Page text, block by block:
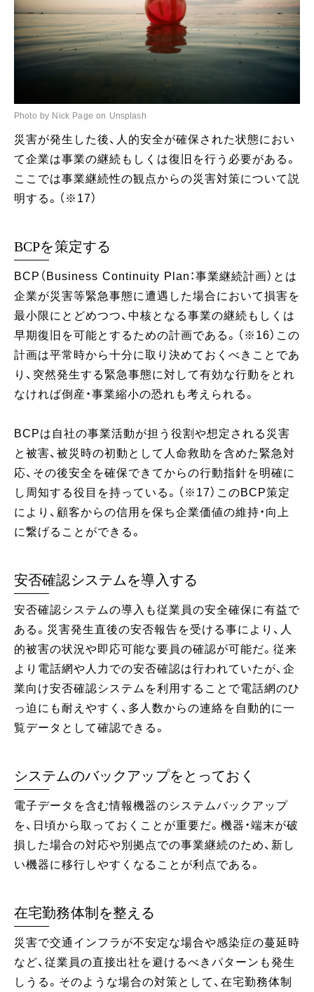
Photo by Nick Page on Unsplash
災害が発生した後、人的安全が確保された状態におい
て企業は事業の継続もしくは復旧を行う必要がある。
ここでは事業継続性の観点からの災害対策について説
明する。（※17）
BCPを策定する
BCP（Business Continuity Plan：事業継続計画）とは
企業が災害等緊急事態に遭遇した場合において損害を
最小限にとどめつつ、中核となる事業の継続もしくは
早期復旧を可能とするための計画である。（※16）この
計画は平常時から十分に取り決めておくべきことであ
り、突然発生する緊急事態に対して有効な行動をとれ
なければ倒産・事業縮小の恐れも考えられる。
BCPは自社の事業活動が担う役割や想定される災害
と被害、被災時の初動として人命救助を含めた緊急対
応、その後安全を確保できてからの行動指針を明確に
し周知する役目を持っている。（※17）このBCP策定
により、顧客からの信用を保ち企業価値の維持・向上
に繋げることができる。
安否確認システムを導入する
安否確認システムの導入も従業員の安全確保に有益で
ある。災害発生直後の安否報告を受ける事により、人
的被害の状況や即応可能な要員の確認が可能だ。従来
より電話網や人力での安否確認は行われていたが、企
業向け安否確認システムを利用することで電話網のひ
っ迫にも耐えやすく、多人数からの連絡を自動的に一
覧データとして確認できる。
システムのバックアップをとっておく
電子データを含む情報機器のシステムバックアップ
を、日頃から取っておくことが重要だ。機器・端末が破
損した場合の対応や別拠点での事業継続のため、新し
い機器に移行しやすくなることが利点である。
在宅勤務体制を整える
災害で交通インフラが不安定な場合や感染症の蔓延時
など、従業員の直接出社を避けるべきパターンも発生
しうる。そのような場合の対策として、在宅勤務体制